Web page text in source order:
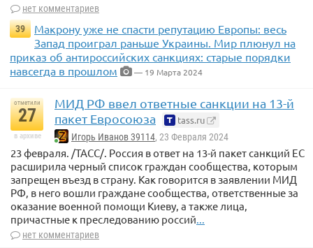
нет комментариев
39
Макрону уже не спасти репутацию Европы: весь
Запад проиграл раньше Украины. Мир плюнул на
приказ об антироссийских санкциях: старые порядки
навсегда в прошлом
— 19 Марта 2024
отметили
27
в архиве
МИД РФ ввел ответные санкции на 13-й
пакет Евросоюза
tass.ru
Игорь Иванов 39114, 23 Февраля 2024
23 февраля. /ТАСС/. Россия в ответ на 13-й пакет санкций ЕС
расширила черный список граждан сообщества, которым
запрещен въезд в страну. Как говорится в заявлении МИД
РФ, в него вошли граждане сообщества, ответственные за
оказание военной помощи Киеву, а также лица,
причастные к преследованию россий...
нет комментариев